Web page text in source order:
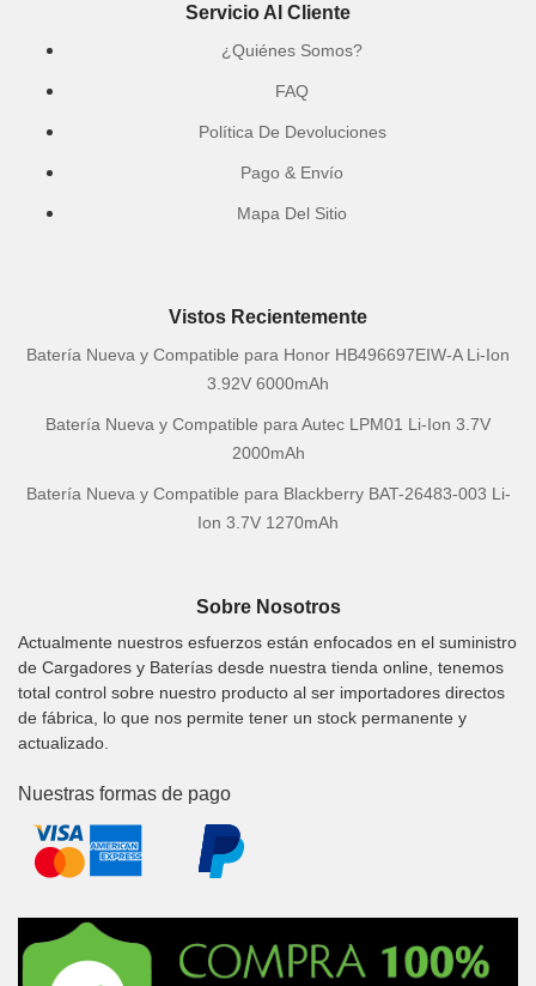
Servicio Al Cliente
¿Quiénes Somos?
FAQ
Política De Devoluciones
Pago & Envío
Mapa Del Sitio
Vistos Recientemente
Batería Nueva y Compatible para Honor HB496697EIW-A Li-Ion
3.92V 6000mAh
Batería Nueva y Compatible para Autec LPM01 Li-Ion 3.7V
2000mAh
Batería Nueva y Compatible para Blackberry BAT-26483-003 Li-
Ion 3.7V 1270mAh
Sobre Nosotros
Actualmente nuestros esfuerzos están enfocados en el suministro
de Cargadores y Baterías desde nuestra tienda online, tenemos
total control sobre nuestro producto al ser importadores directos
de fábrica, lo que nos permite tener un stock permanente y
actualizado.
Nuestras formas de pago